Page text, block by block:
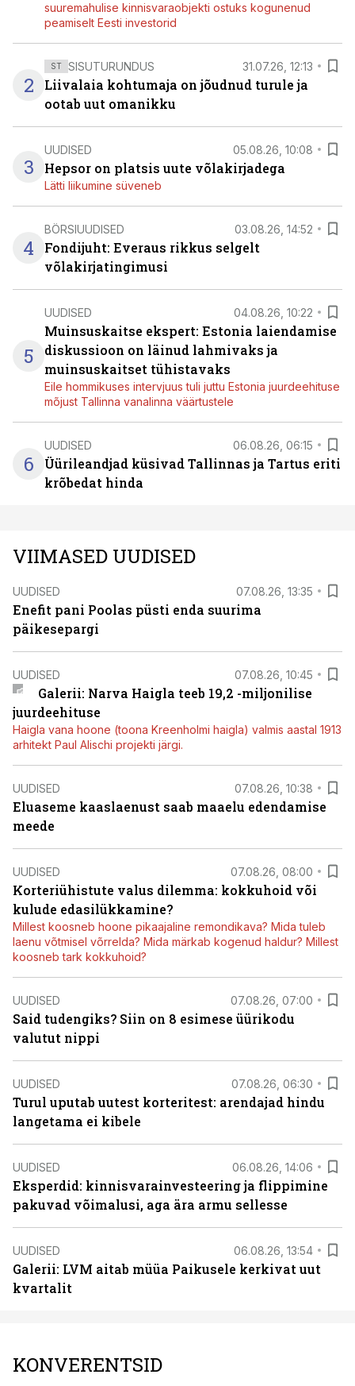
suuremahulise kinnisvaraobjekti ostuks kogunenud
peamiselt Eesti investorid
2
ST SISUTURUNDUS 31.07.26, 12:13
Liivalaia kohtumaja on jõudnud turule ja
ootab uut omanikku
3
UUDISED 05.08.26, 10:08
Hepsor on platsis uute võlakirjadega
Lätti liikumine süveneb
4
BÖRSIUUDISED 03.08.26, 14:52
Fondijuht: Everaus rikkus selgelt
võlakirjatingimusi
5
UUDISED 04.08.26, 10:22
Muinsuskaitse ekspert: Estonia laiendamise
diskussioon on läinud lahmivaks ja
muinsuskaitset tühistavaks
Eile hommikuses intervjuus tuli juttu Estonia juurdeehituse
mõjust Tallinna vanalinna väärtustele
6
UUDISED 06.08.26, 06:15
Üürileandjad küsivad Tallinnas ja Tartus eriti
krõbedat hinda
VIIMASED UUDISED
UUDISED 07.08.26, 13:35
Enefit pani Poolas püsti enda suurima
päikesepargi
UUDISED 07.08.26, 10:45
Galerii: Narva Haigla teeb 19,2 -miljonilise
juurdeehituse
Haigla vana hoone (toona Kreenholmi haigla) valmis aastal 1913
arhitekt Paul Alischi projekti järgi.
UUDISED 07.08.26, 10:38
Eluaseme kaaslaenust saab maaelu edendamise
meede
UUDISED 07.08.26, 08:00
Korteriühistute valus dilemma: kokkuhoid või
kulude edasilükkamine?
Millest koosneb hoone pikaajaline remondikava? Mida tuleb
laenu võtmisel võrrelda? Mida märkab kogenud haldur? Millest
koosneb tark kokkuhoid?
UUDISED 07.08.26, 07:00
Said tudengiks? Siin on 8 esimese üürikodu
valutut nippi
UUDISED 07.08.26, 06:30
Turul uputab uutest korteritest: arendajad hindu
langetama ei kibele
UUDISED 06.08.26, 14:06
Eksperdid: kinnisvarainvesteering ja flippimine
pakuvad võimalusi, aga ära armu sellesse
UUDISED 06.08.26, 13:54
Galerii: LVM aitab müüa Paikusele kerkivat uut
kvartalit
KONVERENTSID